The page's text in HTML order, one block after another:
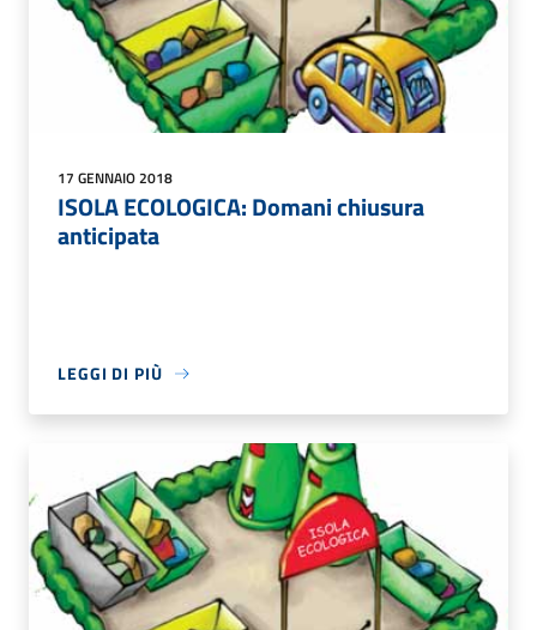
17 GENNAIO 2018
ISOLA ECOLOGICA: Domani chiusura
anticipata
LEGGI DI PIÙ